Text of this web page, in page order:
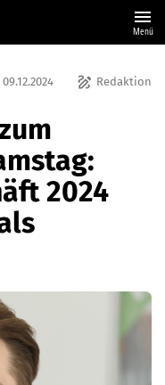
menu
Menü
draw Redaktion
09.12.2024
2024